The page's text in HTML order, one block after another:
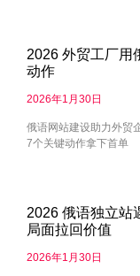
2026 外贸工厂用
动作
2026年1月30日
俄语网站建设助力外贸
7个关键动作拿下首单
2026 俄语独立站
局面拉回价值
2026年1月30日